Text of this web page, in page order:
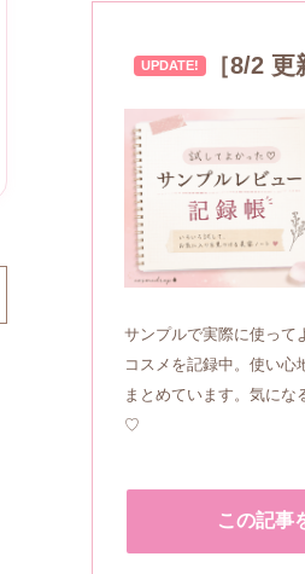
［8/2 更
サンプルで実際に使って
コスメを記録中。使い心
まとめています。気にな
♡
この記事